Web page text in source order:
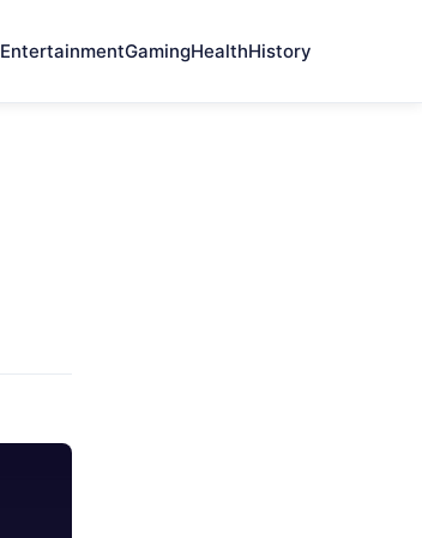
EntertainmentGamingHealthHistory